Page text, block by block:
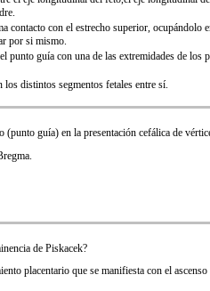
contacto con el estrecho superior, ocupándolo
por si mismo.
punto guía con una de las extremidades de los
los distintos segmentos fetales entre sí.
(punto guía) en la presentación cefálica de
de Piskacek?
placentario que se manifiesta con el